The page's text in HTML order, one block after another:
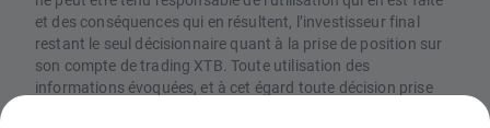
et des conséquences qui en résultent, l’investisseur final
restant le seul décisionnaire quant à la prise de position sur
son compte de trading XTB. Toute utilisation des
informations évoquées, et à cet égard toute décision prise